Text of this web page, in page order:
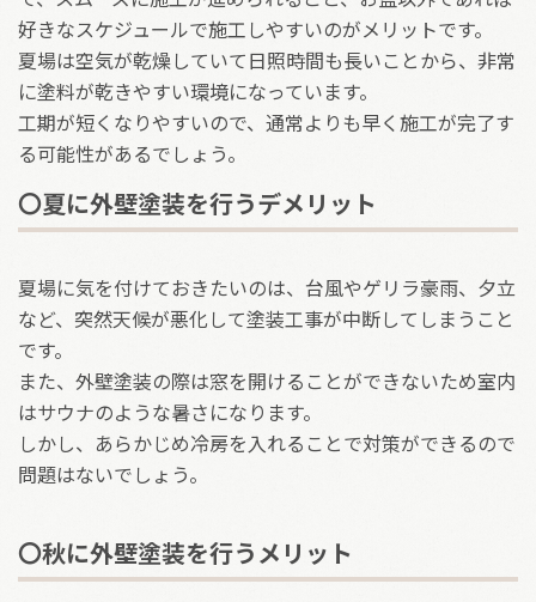
好きなスケジュールで施工しやすいのがメリットです。
夏場は空気が乾燥していて日照時間も長いことから、非常
に塗料が乾きやすい環境になっています。
工期が短くなりやすいので、通常よりも早く施工が完了す
る可能性があるでしょう。
〇夏に外壁塗装を行うデメリット
夏場に気を付けておきたいのは、台風やゲリラ豪雨、夕立
など、突然天候が悪化して塗装工事が中断してしまうこと
です。
また、外壁塗装の際は窓を開けることができないため室内
はサウナのような暑さになります。
しかし、あらかじめ冷房を入れることで対策ができるので
問題はないでしょう。
〇秋に外壁塗装を行うメリット